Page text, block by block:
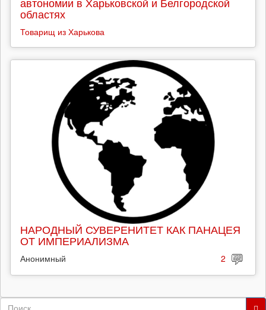
областях
Товарищ из Харькова
НАРОДНЫЙ СУВЕРЕНИТЕТ КАК ПАНАЦЕЯ
ОТ ИМПЕРИАЛИЗМА
Анонимный 2